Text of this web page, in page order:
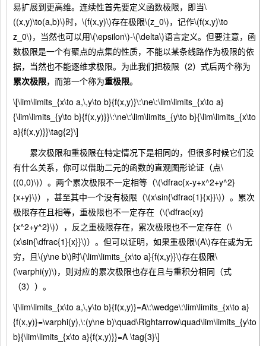
易扩展到更高维。连续性首先要定义函数极限，即当\
((x,y)\to(a,b)\)时，\(f(x,y)\)存在极限\(z_0\)，记作\(f(x,y)\to
z_0\)，当然也可以用\(\epsilon\)-\(\delta\)语言定义。但要注意，函
数极限是一个有聚点的点集的性质，不能以某条线路作为极限的依
据，当然也不能逐维求极限。为此我们把极限（2）式后两个称为
累次极限，而第一个称为重极限。
\[\lim\limits_{x\to a,\,y\to b}{f(x,y)}\:\ne\:\lim\limits_{x\to a}
{\lim\limits_{y\to b}{f(x,y)}}\:\ne\:\lim\limits_{y\to b}{\lim\limits_{x\to
a}{f(x,y)}}\tag{2}\]
累次极限和重极限在特定情况下是相同的，但很多时候它们没
有什么关系，你可以借助二元的函数的直观图形论证（点\
((0,0)\)）。两个累次极限不一定相等（\(\dfrac{x-y+x^2+y^2}
{x+y}\)），甚至其中一个没有极限（\(x\sin{\dfrac{1}{x}}\)）。累次
极限存在且相等，重极限也不一定存在（\(\dfrac{xy}
{x^2+y^2}\)），反之重极限存在，累次极限也不一定存在（\
(x\sin{\dfrac{1}{x}}\)）。但可以证明，如果重极限\(A\)存在或为无
穷，且\(y\ne b\)时\(\lim\limits_{x\to a}{f(x,y)}\)存在极限\
(\varphi(y)\)，则对应的累次极限也存在且与重积分相同（式
（3））。
\[\lim\limits_{x\to a,\,y\to b}{f(x,y)}=A\:\wedge\:\lim\limits_{x\to a}
{f(x,y)}=\varphi(y),\:(y\ne b)\quad\Rightarrow\quad\lim\limits_{y\to
b}{\lim\limits_{x\to a}{f(x,y)}}=A \tag{3}\]